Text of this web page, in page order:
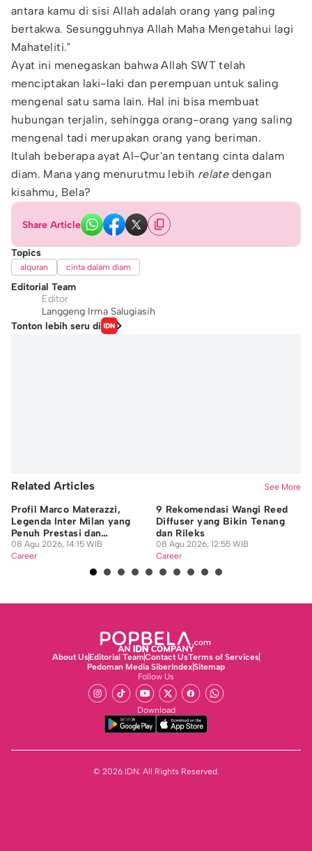
antara kamu di sisi Allah adalah orang yang paling
bertakwa. Sesungguhnya Allah Maha Mengetahui lagi
Mahateliti."
Ayat ini menegaskan bahwa Allah SWT telah
menciptakan laki-laki dan perempuan untuk saling
mengenal satu sama lain. Hal ini bisa membuat
hubungan terjalin, sehingga orang-orang yang saling
mengenal tadi merupakan orang yang beriman.
Itulah beberapa ayat Al-Qur'an tentang cinta dalam
diam. Mana yang menurutmu lebih relatedengan
kisahmu, Bela?
Share Article
Topics
alquran cinta dalam diam
Editorial Team
Editor
Langgeng Irma Salugiasih
Tonton lebih seru di
Related Articles See More
Profil Marco Materazzi,
Legenda Inter Milan yang
Penuh Prestasi dan
Kontroversi
08 Agu 2026, 14:15 WIB
Career
9 Rekomendasi Wangi Reed
Diffuser yang Bikin Tenang
dan Rileks
08 Agu 2026, 12:55 WIB
Career
About UsEditorial TeamContact UsTerms of Services
Pedoman Media SiberIndexSitemap
Follow Us
Download
© 2026 IDN. All Rights Reserved.